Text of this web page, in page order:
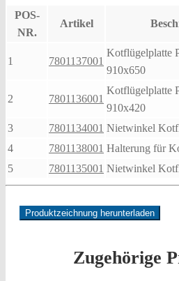
POS-
NR.
Artikel
1 7801137001
Kotflügelplatte
910x650
2 7801136001
Kotflügelplatte
910x420
3 7801134001 Nietwinkel
4
7801138001 Halterung für
5
7801135001 Nietwinkel
Produktzeichnung herunterladen
Zugehörige